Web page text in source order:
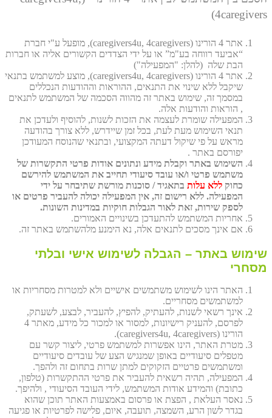
4caregivers)
אתר 4 הורינו (caregivers4u, 4caregivers), מופעל ע"י חברת
“אביעד רווחה בע"מ” או על ידי הצדדים הקשורים אליה או חברות
הבת שלה (להלן: "המפעילה")
אתר 4 הורינו (caregivers4u, 4caregivers), מוצע למשתמש בתנאי
שיקבל ללא שינוי את התנאים, ההוראות וההודעות הנכללים
במסמך זה, שימוש באתר זה מהווה הסכמה של המשתמש לתנאים
, הוראות והודעות אלה.
המפעילה שומרת לעצמה את הזכות לשנות, להוסיף ולעדכן את
תנאי השימוש מעת לעת, בכל זמן שיידרש, ללא צורך בהודעה
מראש על פי שיקול דעתה המקצועי, ובתנאי שהנוסח המעודכן
יפורסם באתר .
השימוש באתר וקבלת מידע ונתונים אודות פרטי התקשרות של
משתמש פרטי ו/או עובד סיעודי תחייב את המשתמש להירשם
כחוק ללא עלות בתאגיד / סוכנות מורשת שתיבחר על ידי
המפעילה. ללא רישום זה, אין המפעילה יכולה להעביר פרטים או
לספק שירות, זאת לאור הגבלות חוקיות במדינות השונות.
אחריות המשתמש להתעדכן בשינויים האמורים.
אם אינך מסכים לתנאים אלה, נא הימנע מלהשתמש באתר זה.
שימוש באתר – הגבלה לשימוש אישי ובלתי
מסחרי
האתר הינו לשימוש משתמשים אישיים ולא למטרות מסחריות או
למשתמשים מסחריים.
אינך רשאי לשנות, להעתיק, להפיץ, להעביר, לבצע, לשעתק,
לפרסם, להעניק רישיונות, למסור או למכור כל מידע, מאתר 4
הורינו (caregivers4u, 4caregivers).
מטרת האתר, הינו אפשרות למשתמש פרטי, ליצור קשר עם
מטפלים סיעודיים באופן שמנגיש הצע של עובדים סיעודיים
ומשתמשים פרטיים הזקוקים למתן שרות בתחום זה ולהפך.
המפעילה, תהיה רשאית להעביר את פרטי ההתקשרות (טלפון,
כתובת) והמידע אודות המשתמש, לידי העובד הסיעודי , ולהיפך.
נאסר העלאת , הפצת או פרסום באמצעות האתר תוכן שהוא
בגדר לשון הרע, השמצה, תועבה, איום, פלישה לפרטיות או פגיעה